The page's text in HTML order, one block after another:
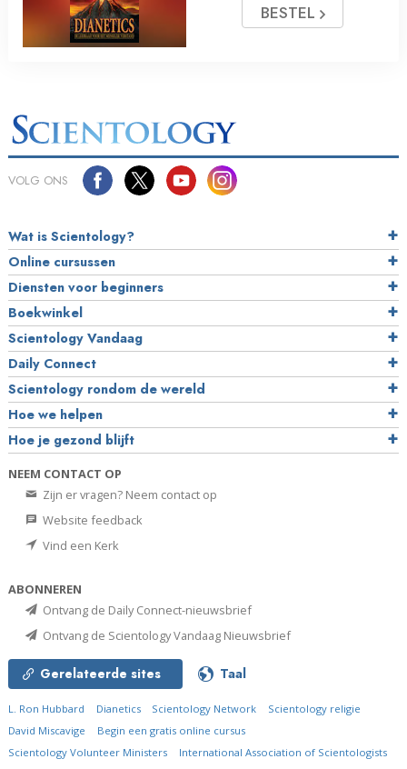
BESTEL
VOLG ONS
Wat is Scientology?
Online cursussen
Diensten voor beginners
Boekwinkel
Scientology Vandaag
Daily Connect
Scientology rondom de wereld
Hoe we helpen
Hoe je gezond blijft
NEEM CONTACT OP
Zijn er vragen? Neem contact op
Website feedback
Vind een Kerk
ABONNEREN
Ontvang de Daily Connect-nieuwsbrief
Ontvang de Scientology Vandaag Nieuwsbrief
Gerelateerde sites Taal
L. Ron Hubbard Dianetics Scientology Network
Scientology religie
David Miscavige
Begin een gratis online cursus
Scientology Volunteer Ministers
International Association of Scientologists